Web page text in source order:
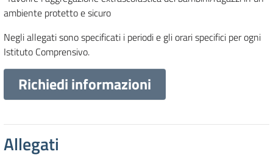
ambiente protetto e sicuro
Negli allegati sono specificati i periodi e gli orari specifici per ogni
Istituto Comprensivo.
Richiedi informazioni
Allegati